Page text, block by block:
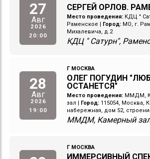
27
Авг
2026
20:00
СЕРГЕЙ ОРЛОВ.
Место проведения: КДЦ "
Раменское
Город: МО, г.
Михалевича, д.2
КДЦ " Сатурн",
28
Авг
2026
19:00
Г МОСКВА
ОЛЕГ ПОГУДИН
ОСТАНЕТСЯ"
Место проведения: ММДМ,
зал
Город: 115054, Москва,
набережная, дом 52,
ММДМ, Камерный
Г МОСКВА
ИММЕРСИВНЫЙ